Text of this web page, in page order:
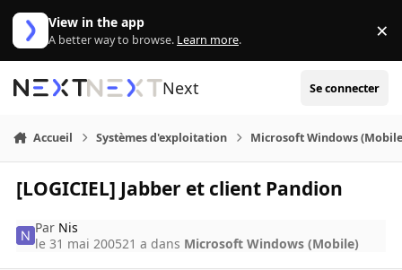
Aller au contenu
View in the app
A better way to browse. Learn more. ×
Next Se connecter
Accueil Systèmes d'exploitation Microsoft Windows
[LOGICIEL] Jabber et client Pandion
Par Nis
le 31 mai 200521 a dans Microsoft Windows (Mobile)